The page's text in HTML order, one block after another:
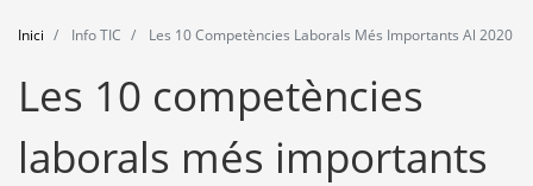
Agenda
Formació
Eines
Inici Info TIC Les 10 Competències Laborals Més Importants Al 2020
Les 10 competències
laborals més importants